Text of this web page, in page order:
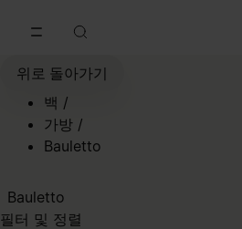
위로 돌아가기
백 /
가방 /
Bauletto
Bauletto
필터 및 정렬